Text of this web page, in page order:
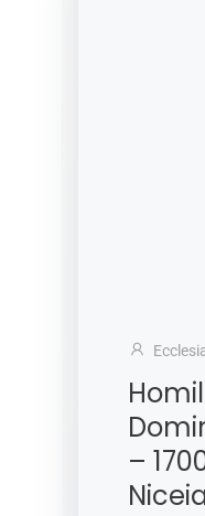
–